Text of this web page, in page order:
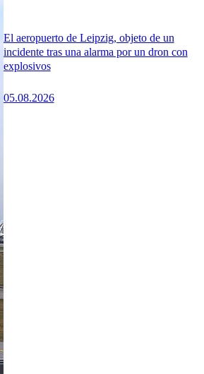
El aeropuerto de Leipzig, objeto de un
incidente tras una alarma por un dron con
explosivos
05.08.2026